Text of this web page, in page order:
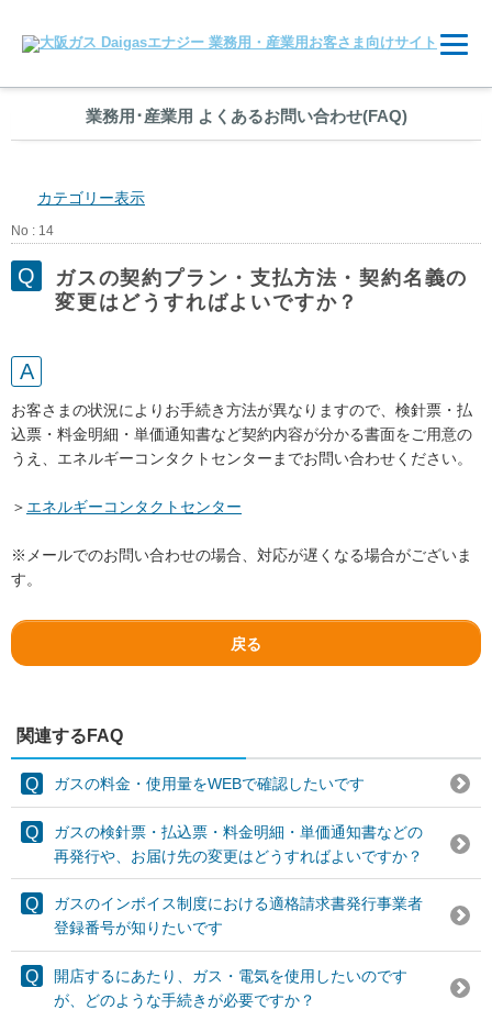
業務用 ･産業用 よくあるお問い合わせ(FAQ)
カテゴリー表示
No : 14
ガスの契約プラン・支払方法・契約名義の
変更はどうすればよいですか？
お客さまの状況によりお手続き方法が異なりますので、検針票・払
込票・料金明細・単価通知書など契約内容が分かる書面をご用意の
うえ、エネルギーコンタクトセンターまでお問い合わせください。
＞ エネルギーコンタクトセンター
※メールでのお問い合わせの場合、対応が遅くなる場合がございま
す。
戻る
関連するFAQ
ガスの料金・使用量をWEBで確認したいです
ガスの検針票・払込票・料金明細・単価通知書などの
再発行や、お届け先の変更はどうすればよいですか？
ガスのインボイス制度における適格請求書発行事業者
登録番号が知りたいです
開店するにあたり、ガス・電気を使用したいのです
が、どのような手続きが必要ですか？